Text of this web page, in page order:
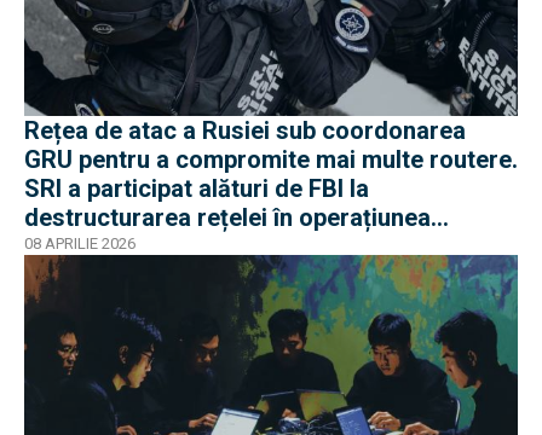
Rețea de atac a Rusiei sub coordonarea
GRU pentru a compromite mai multe routere.
SRI a participat alături de FBI la
destructurarea rețelei în operațiunea
Masquerade
08 APRILIE 2026